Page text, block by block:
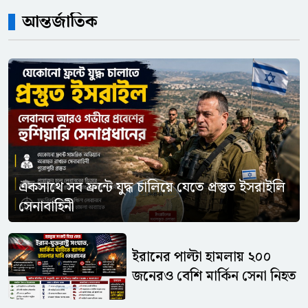
আন্তর্জাতিক
একসাথে সব ফ্রন্টে যুদ্ধ চালিয়ে যেতে প্রস্তুত ইসরাইলি
সেনাবাহিনী
ইরানের পাল্টা হামলায় ২০০
জনেরও বেশি মার্কিন সেনা নিহত